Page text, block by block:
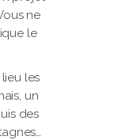
ne
le
lieu les
un
des